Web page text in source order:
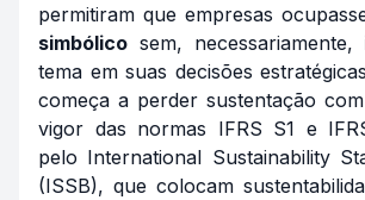
permitiram que empresas
simbólico sem, necessariamente,
tema em suas decisões
começa a perder sustentação
vigor das normas IFRS S1 e
pelo International Sustainability
(ISSB), que colocam